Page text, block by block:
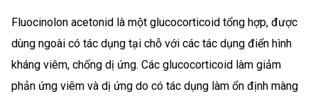
Fluocinolon acetonid là một glucocorticoid tổng hợp, được
dùng ngoài có tác dụng tại chỗ với các tác dụng điển hình
kháng viêm, chống dị ứng. Các glucocorticoid làm giảm
phản ứng viêm và dị ứng do có tác dụng làm ổn định màng